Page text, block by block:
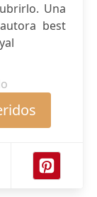
Una
best